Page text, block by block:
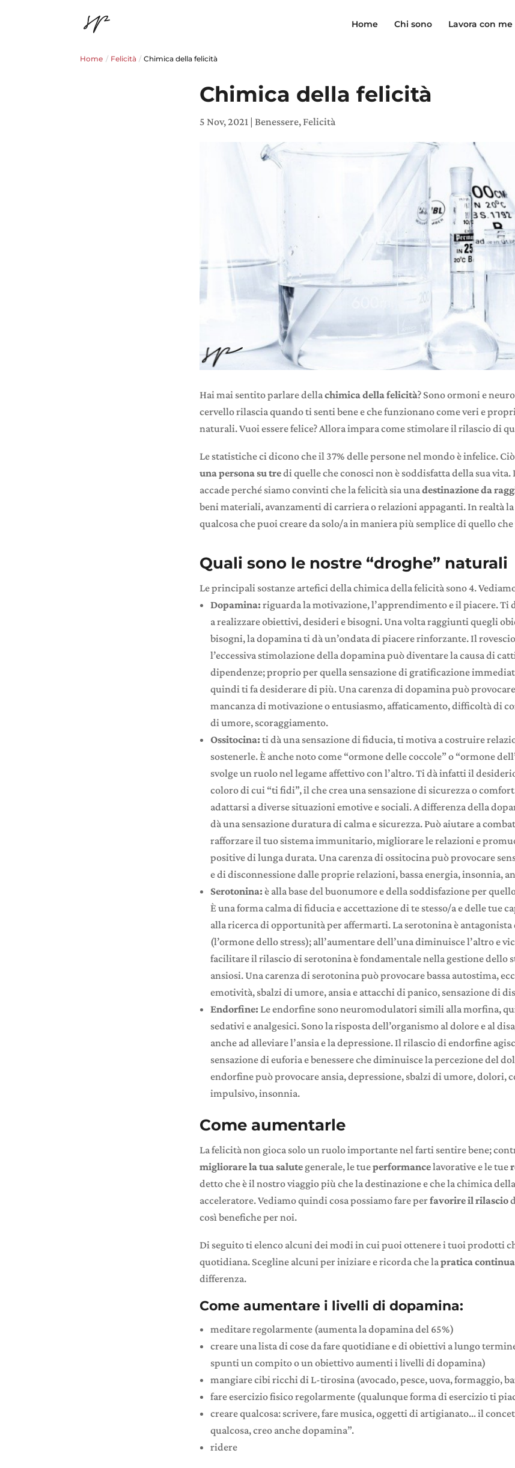
Home Chi sono Lavora con me
Home / Felicità / Chimica della felicità
Chimica della felicità
5 Nov, 2021 | Benessere, Felicità
Hai mai sentito parlare dellachimica della felicità? Sono ormoni e
cervello rilascia quando ti senti bene e che funzionano come veri e
naturali. Vuoi essere felice? Allora impara come stimolare il rilascio di
Le statistiche ci dicono che il 37% delle persone nel mondo è infelice.
una persona su tredi quelle che conosci non è soddisfatta della sua vita.
accade perché siamo convinti che la felicità sia unadestinazione da
beni materiali, avanzamenti di carriera o relazioni appaganti. In realtà
qualcosa che puoi creare da solo/a in maniera più semplice di quello
Quali sono le nostre “droghe” naturali
Le principali sostanze artefici della chimica della felicità sono 4.
Dopamina: riguarda la motivazione, l’apprendimento e il piacere. Ti
a realizzare obiettivi, desideri e bisogni. Una volta raggiunti quegli
bisogni, la dopamina ti dà un’ondata di piacere rinforzante. Il
l’eccessiva stimolazione della dopamina può diventare la causa di
dipendenze; proprio per quella sensazione di gratificazione
quindi ti fa desiderare di più. Una carenza di dopamina può
mancanza di motivazione o entusiasmo, affaticamento, difficoltà di
di umore, scoraggiamento.
Ossitocina: ti dà una sensazione di fiducia, ti motiva a costruire
sostenerle. È anche noto come “ormone delle coccole” o “ormone
svolge un ruolo nel legame affettivo con l’altro. Ti dà infatti il
coloro di cui “ti fidi”, il che crea una sensazione di sicurezza o
adattarsi a diverse situazioni emotive e sociali. A differenza della
dà una sensazione duratura di calma e sicurezza. Può aiutare a
rafforzare il tuo sistema immunitario, migliorare le relazioni e
positive di lunga durata. Una carenza di ossitocina può provocare
e di disconnessione dalle proprie relazioni, bassa energia, insonnia,
Serotonina: è alla base del buonumore e della soddisfazione per
È una forma calma di fiducia e accettazione di te stesso/a e delle tue
alla ricerca di opportunità per affermarti. La serotonina è
(l’ormone dello stress); all’aumentare dell’una diminuisce l’altro e
facilitare il rilascio di serotonina è fondamentale nella gestione dello
ansiosi. Una carenza di serotonina può provocare bassa autostima,
emotività, sbalzi di umore, ansia e attacchi di panico, sensazione di
Endorfine: Le endorfine sono neuromodulatori simili alla morfina,
sedativi e analgesici. Sono la risposta dell’organismo al dolore e al
anche ad alleviare l’ansia e la depressione. Il rilascio di endorfine
sensazione di euforia e benessere che diminuisce la percezione del
endorfine può provocare ansia, depressione, sbalzi di umore, dolori,
impulsivo, insonnia.
Come aumentarle
La felicità non gioca solo un ruolo importante nel farti sentire bene;
migliorare la tua salute generale, le tueperformancelavorative e le tue
detto che è il nostro viaggio più che la destinazione e che la chimica
acceleratore. Vediamo quindi cosa possiamo fare perfavorire il rilascio
così benefiche per noi.
Di seguito ti elenco alcuni dei modi in cui puoi ottenere i tuoi prodotti
quotidiana. Scegline alcuni per iniziare e ricorda che lapratica continua
differenza.
Come aumentare i livelli di dopamina:
meditare regolarmente (aumenta la dopamina del 65%)
creare una lista di cose da fare quotidiane e di obiettivi a lungo
spunti un compito o un obiettivo aumenti i livelli di dopamina)
mangiare cibi ricchi di L-tirosina (avocado, pesce, uova, formaggio,
fare esercizio fisico regolarmente (qualunque forma di esercizio ti
creare qualcosa: scrivere, fare musica, oggetti di artigianato… il
qualcosa, creo anche dopamina”.
ridere